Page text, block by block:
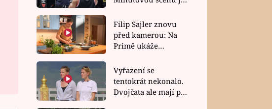
Filip Sajler znovu
před kamerou: Na
Primě ukáže
rychlé recepty
Vyřazení se
tentokrát nekonalo.
Dvojčata ale mají po